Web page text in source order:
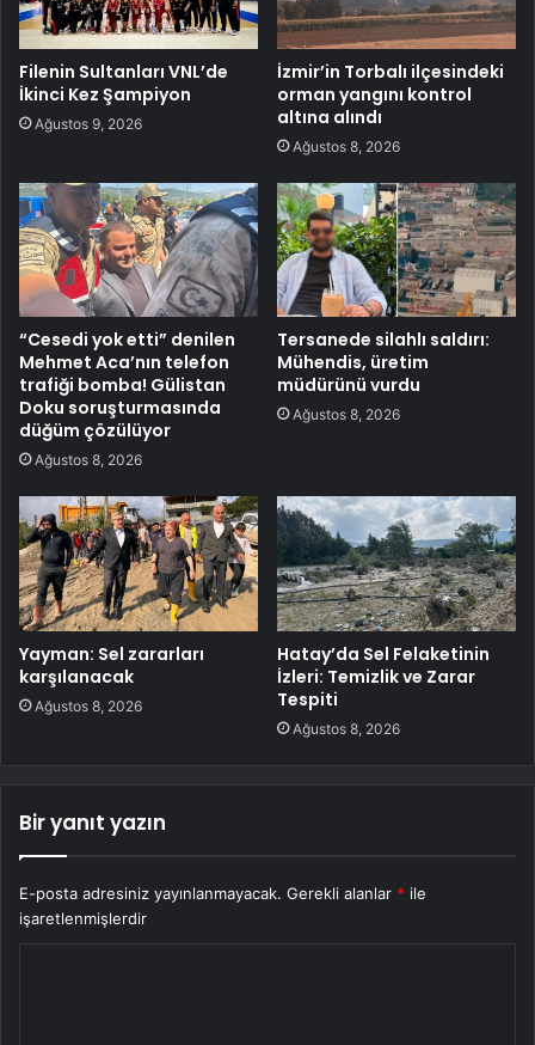
Filenin Sultanları VNL’de
İkinci Kez Şampiyon
Ağustos 9, 2026
İzmir’in Torbalı ilçesindeki
orman yangını kontrol
altına alındı
Ağustos 8, 2026
“Cesedi yok etti” denilen
Mehmet Aca’nın telefon
trafiği bomba! Gülistan
Doku soruşturmasında
düğüm çözülüyor
Ağustos 8, 2026
Tersanede silahlı saldırı:
Mühendis, üretim
müdürünü vurdu
Ağustos 8, 2026
Yayman: Sel zararları
karşılanacak
Ağustos 8, 2026
Hatay’da Sel Felaketinin
İzleri: Temizlik ve Zarar
Tespiti
Ağustos 8, 2026
Bir yanıt yazın
E-posta adresiniz yayınlanmayacak. Gerekli alanlar * ile
işaretlenmişlerdir